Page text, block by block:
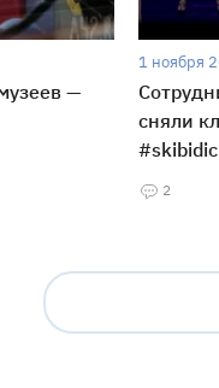
—
1 ноября
сняли
2